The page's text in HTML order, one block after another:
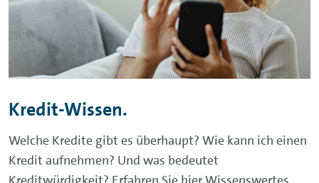
Kredit-Wissen.
Welche Kredite gibt es überhaupt? Wie kann ich einen
Kredit aufnehmen? Und was bedeutet